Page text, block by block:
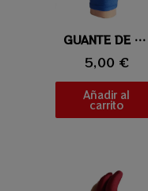
Vista rápidaGUANTE DE BILLAR IBS AZUL CLARO
5,00 €
Añadir al
carrito